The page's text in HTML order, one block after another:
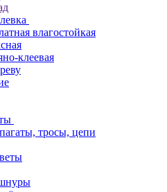
влагостойкая
клеевая
тросы, цепи